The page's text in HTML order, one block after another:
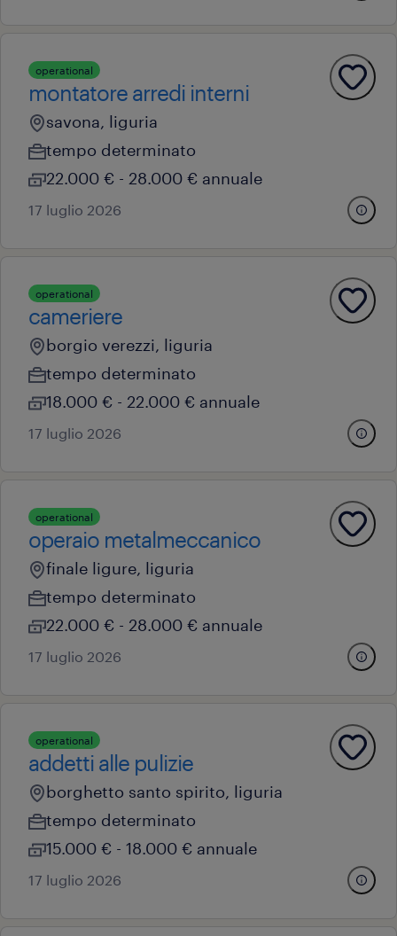
operational
montatore arredi interni
savona, liguria
tempo determinato
22.000 € - 28.000 € annuale
17 luglio 2026
operational
cameriere
borgio verezzi, liguria
tempo determinato
18.000 € - 22.000 € annuale
17 luglio 2026
operational
operaio metalmeccanico
finale ligure, liguria
tempo determinato
22.000 € - 28.000 € annuale
17 luglio 2026
operational
addetti alle pulizie
borghetto santo spirito, liguria
tempo determinato
15.000 € - 18.000 € annuale
17 luglio 2026